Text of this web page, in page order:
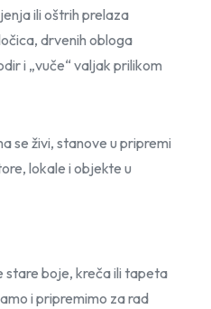
ili oštrih prelaza
drvenih obloga
i „vuče“ valjak prilikom
se živi, stanove u pripremi
lokale i objekte u
stare boje, kreča ili tapeta
i pripremimo za rad